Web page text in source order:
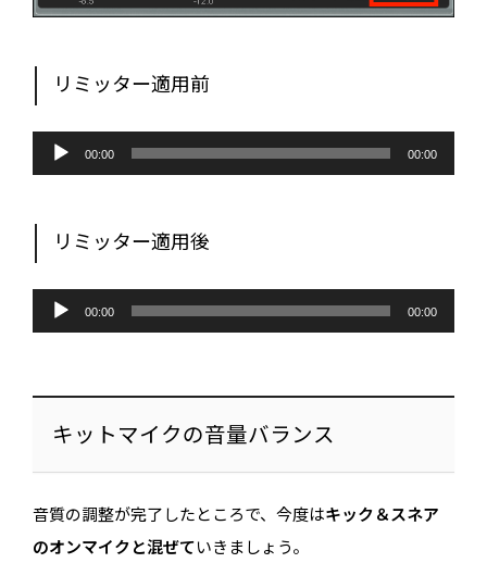
リミッター適用前
音
プ
ヤ
00:00 00:00
リミッター適用後
音
プ
ー
00:00 00:00
キットマイクの音量バランス
音質の調整が完了したところで、今度はキック＆スネア
のオンマイクと混ぜていきましょう。